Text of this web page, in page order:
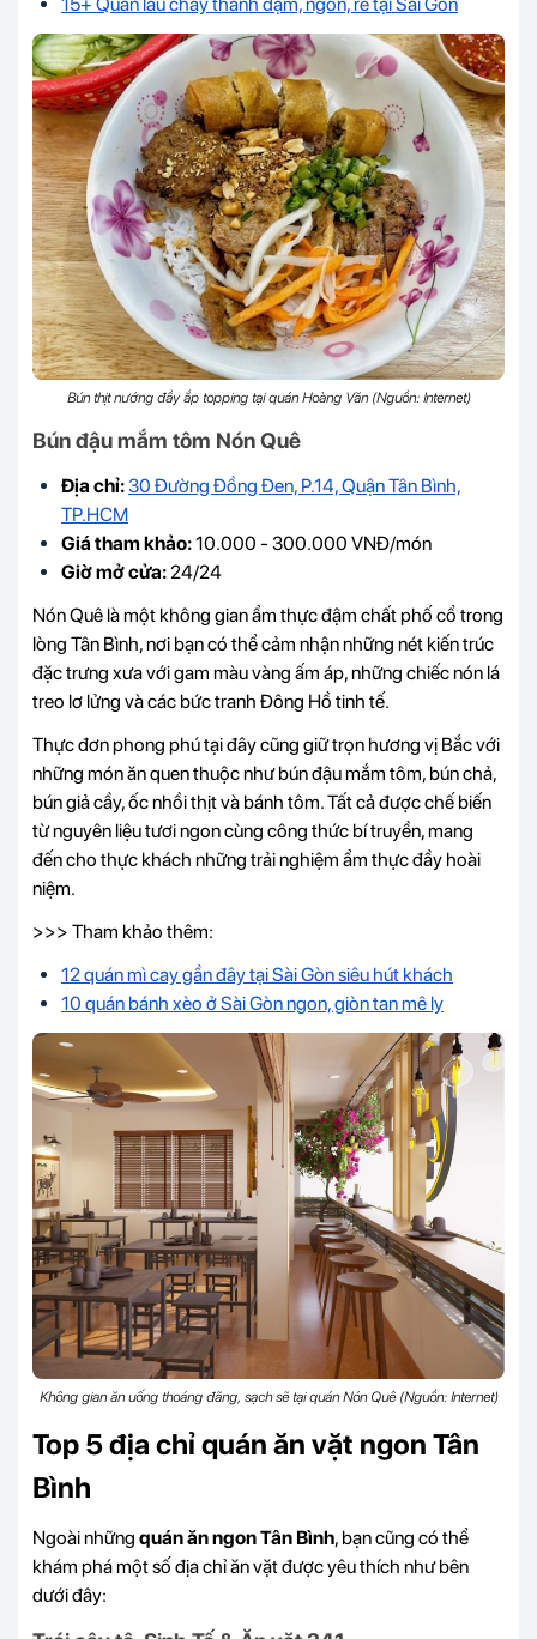
15+ Quán lẩu chay thanh đạm, ngon, rẻ tại Sài Gòn
Bún thịt nướng đầy ắp topping tại quán Hoàng Văn (Nguồn: Internet)
Bún đậu mắm tôm Nón Quê
Địa chỉ:30 Đường Đồng Đen, P.14, Quận Tân Bình,
TP.HCM
Giá tham khảo:10.000 - 300.000 VNĐ/món
Giờ mở cửa: 24/24
Nón Quê là một không gian ẩm thực đậm chất phố cổ trong
lòng Tân Bình, nơi bạn có thể cảm nhận những nét kiến trúc
đặc trưng xưa với gam màu vàng ấm áp, những chiếc nón lá
treo lơ lửng và các bức tranh Đông Hồ tinh tế.
Thực đơn phong phú tại đây cũng giữ trọn hương vị Bắc với
những món ăn quen thuộc như bún đậu mắm tôm, bún chả,
bún giả cầy, ốc nhồi thịt và bánh tôm. Tất cả được chế biến
từ nguyên liệu tươi ngon cùng công thức bí truyền, mang
đến cho thực khách những trải nghiệm ẩm thực đầy hoài
niệm.
>>> Tham khảo thêm:
12 quán mì cay gần đây tại Sài Gòn siêu hút khách
10 quán bánh xèo ở Sài Gòn ngon, giòn tan mê ly
Không gian ăn uống thoáng đãng, sạch sẽ tại quán Nón Quê (Nguồn: Internet)
Top 5 địa chỉ quán ăn vặt ngon Tân
Bình
Ngoài những quán ăn ngon Tân Bình, bạn cũng có thể
khám phá một số địa chỉ ăn vặt được yêu thích như bên
dưới đây: